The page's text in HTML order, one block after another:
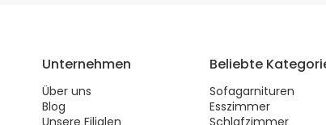
Unternehmen
Über uns
Blog
Unsere Filialen
Beliebte
Sofagarnituren
Esszimmer
Schlafzimmer